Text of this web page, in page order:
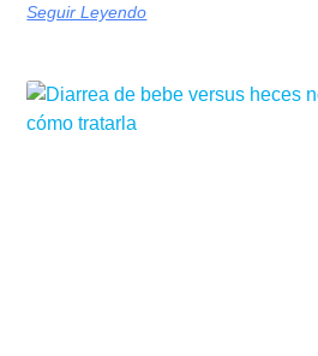
Seguir Leyendo